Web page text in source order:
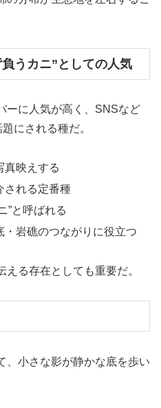
うカニ”としての人気
ーに人気が高く、SNSなど
にされる種だ。
真映えする
される定番種
”と呼ばれる
岩礁のつながりに役立つ
る存在としても重要だ。
、小さな影が静かな底を歩い